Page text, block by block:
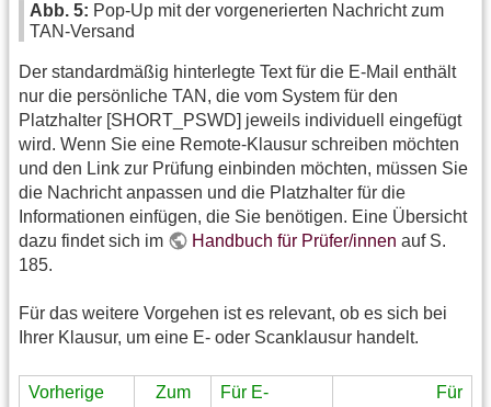
Abb. 5: Pop-Up mit der vorgenerierten Nachricht zum
TAN-Versand
Der standardmäßig hinterlegte Text für die E-Mail enthält
nur die persönliche TAN, die vom System für den
Platzhalter [SHORT_PSWD] jeweils individuell eingefügt
wird. Wenn Sie eine Remote-Klausur schreiben möchten
und den Link zur Prüfung einbinden möchten, müssen Sie
die Nachricht anpassen und die Platzhalter für die
Informationen einfügen, die Sie benötigen. Eine Übersicht
dazu findet sich im
Handbuch für Prüfer/innen auf S.
185.
Für das weitere Vorgehen ist es relevant, ob es sich bei
Ihrer Klausur, um eine E- oder Scanklausur handelt.
Vorherige
Zum
Für E-
Für